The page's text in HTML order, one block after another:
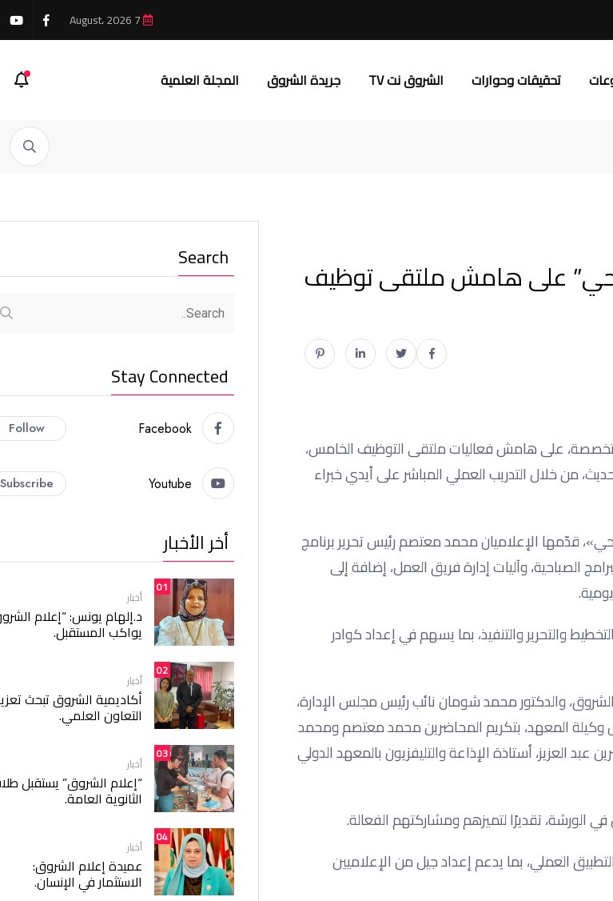
تحقيقات وحوارات الشروق نت TV جريدة الشروق المجلة العلمية
على هامش ملتقى توظيف
على هامش فعاليات ملتقى التوظيف الخامس،
من خلال التدريب العملي المباشر على أيدي خبراء
قدّمها الإعلاميان محمد معتصم رئيس تحرير برنامج
الصباحية، وآليات إدارة فريق العمل، إضافة إلى
والتحرير والتنفيذ، بما يسهم في إعداد كوادر
الشروق، والدكتور محمد شومان نائب رئيس مجلس الإدارة،
وكيلة المعهد، بتكريم المحاضرين محمد معتصم ومحمد
العزيز، أستاذة الإذاعة والتليفزيون بالمعهد الدولي
تقديرًا لتميزهم ومشاركتهم الفعالة.
العملي، بما يدعم إعداد جيل من الإعلاميين
Search
Stay Connected
Facebook
Follow
Youtube
Subscribe
أخر الأخبار
01
أخبار
د.إلهام يونس: “إعلام
يواكب المستقبل.
02
أخبار
أكاديمية الشروق تبحث
التعاون العلمي.
03
أخبار
“إعلام الشروق” يستقبل
الثانوية العامة.
04
أخبار
عميدة إعلام الشروق:
الاستثمار في الإنسان.